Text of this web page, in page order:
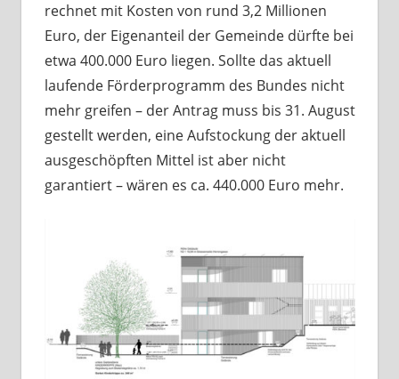
rechnet mit Kosten von rund 3,2 Millionen
Euro, der Eigenanteil der Gemeinde dürfte bei
etwa 400.000 Euro liegen. Sollte das aktuell
laufende Förderprogramm des Bundes nicht
mehr greifen – der Antrag muss bis 31. August
gestellt werden, eine Aufstockung der aktuell
ausgeschöpften Mittel ist aber nicht
garantiert – wären es ca. 440.000 Euro mehr.